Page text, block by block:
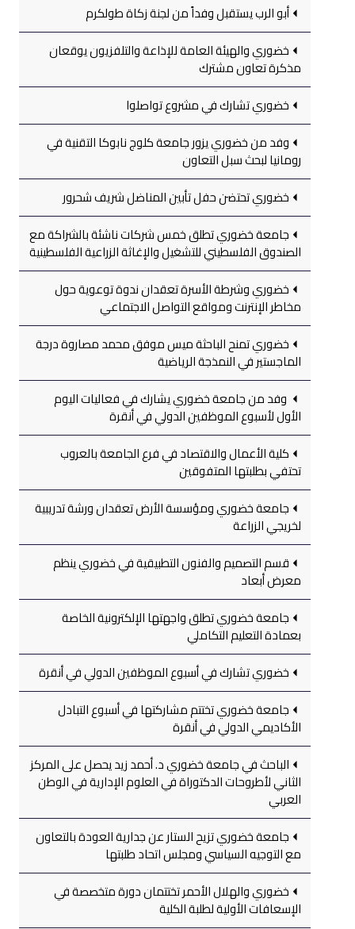
أبو الرب يستقبل وفداً من لجنة زكاة طولكرم
خضوري والهيئة العامة للإذاعة والتلفزيون يوقعان
مذكرة تعاون مشترك
خضوري تشارك في مشروع تواصلوا
وفد من خضوري يزور جامعة كلوج نابوكا التقنية في
رومانيا لبحث سبل التعاون
خضوري تحتضن حفل تأبين المناضل شريف شحرور
جامعة خضوري تطلق خمس شركات ناشئة بالشراكة مع
الصندوق الفلسطيني للتشغيل والإغاثة الزراعية الفلسطينية
خضوري وشرطة الأسرة تعقدان ندوة توعوية حول
مخاطر الإنترنت ومواقع التواصل الاجتماعي
خضوري تمنح الباحثة ميس موفق محمد مصاروة درجة
الماجستير في النمذجة الرياضية
وفد من جامعة خضوري يشارك في فعاليات اليوم
الأول لأسبوع الموظفين الدولي في أنقرة
كلية الأعمال والاقتصاد في فرع الجامعة بالعروب
تحتفي بطلبتها المتفوقين
جامعة خضوري ومؤسسة الأرض تعقدان ورشة تدريبية
لخريجي الزراعة
قسم التصميم والفنون التطبيقية في خضوري ينظم
معرض أبعاد
جامعة خضوري تطلق واجهتها الإلكترونية الخاصة
بعمادة التعليم التكاملي
خضوري تشارك في أسبوع الموظفين الدولي في أنقرة
جامعة خضوري تختتم مشاركتها في أسبوع التبادل
الأكاديمي الدولي في أنقرة
الباحث في جامعة خضوري د. أحمد زيد يحصل على المركز
الثاني لأطروحات الدكتوراة في العلوم الإدارية في الوطن
العربي
جامعة خضوري تزيح الستار عن جدارية العودة بالتعاون
مع التوجيه السياسي ومجلس اتحاد طلبتها
خضوري والهلال الأحمر تختتمان دورة متخصصة في
الإسعافات الأولية لطلبة الكلية